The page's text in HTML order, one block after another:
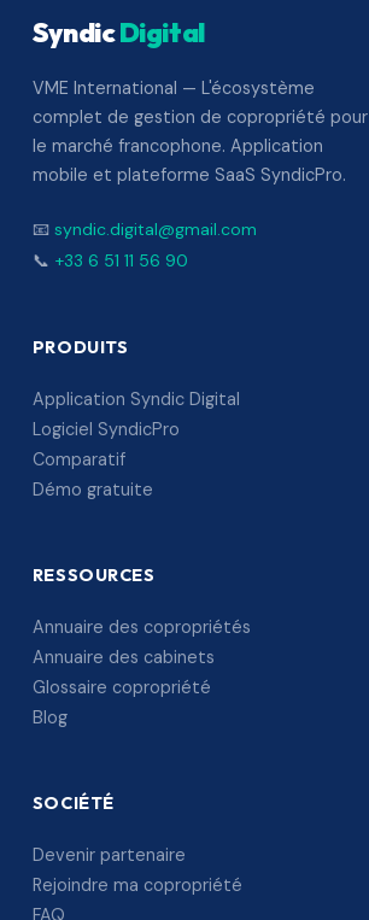
SyndicDigital
VME International — L'écosystème
complet de gestion de copropriété pour
le marché francophone. Application
mobile et plateforme SaaS SyndicPro.
📧 syndic.digital@gmail.com
📞 +33 6 51 11 56 90
PRODUITS
Application Syndic Digital
Logiciel SyndicPro
Comparatif
Démo gratuite
RESSOURCES
Annuaire des copropriétés
Annuaire des cabinets
Glossaire copropriété
Blog
SOCIÉTÉ
Devenir partenaire
Rejoindre ma copropriété
FAQ